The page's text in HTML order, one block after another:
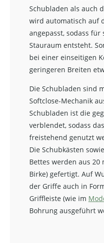
Schubladen als auch
wird automatisch auf
angepasst, sodass für
Stauraum entsteht.
bei einer einseitigen
geringeren Breiten
Die Schubladen sind
Softclose-Mechanik
Schubladen ist die
verblendet, sodass
freistehend genutzt
Die Schubkästen
Bettes werden aus
Birke) gefertigt. Auf
der Griffe auch in
Griffleiste (wie im
Bohrung ausgeführt